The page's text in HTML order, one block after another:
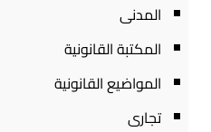
المدنى
المكتبة القانونية
المواضيع القانونية
تجارى